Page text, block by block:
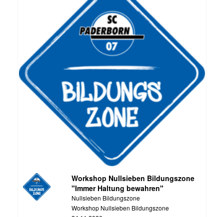
Workshop Nullsieben Bildungszone
"Immer Haltung bewahren"
Nullsieben Bildungszone
Workshop Nullsieben Bildungszone